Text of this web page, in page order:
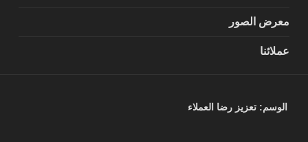
معرض الصور
عملائنا
الوسم: تعزيز رضا العملاء